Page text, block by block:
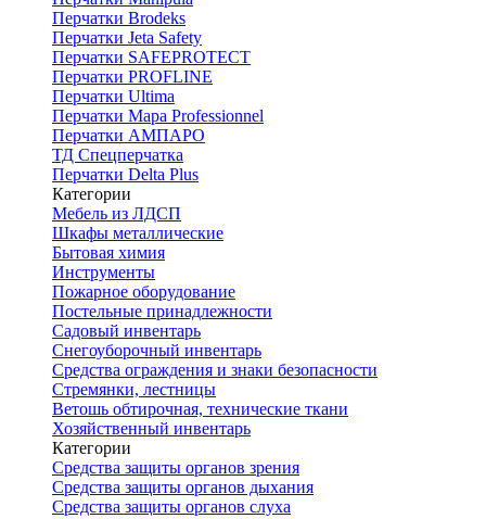
Перчатки Brodeks
Перчатки Jeta Safety
Перчатки SAFEPROTECT
Перчатки PROFLINE
Перчатки Ultima
Перчатки Мара Professionnel
Перчатки АМПАРО
ТД Спецперчатка
Перчатки Delta Plus
Категории
Мебель из ЛДСП
Шкафы металлические
Бытовая химия
Инструменты
Пожарное оборудование
Постельные принадлежности
Садовый инвентарь
Снегоуборочный инвентарь
Средства ограждения и знаки безопасности
Стремянки, лестницы
Ветошь обтирочная, технические ткани
Хозяйственный инвентарь
Категории
Средства защиты органов зрения
Средства защиты органов дыхания
Средства защиты органов слуха